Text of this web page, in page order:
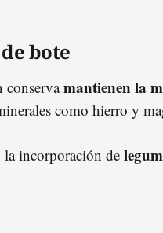
bote
conservamantienen la
como hierro y
incorporación de